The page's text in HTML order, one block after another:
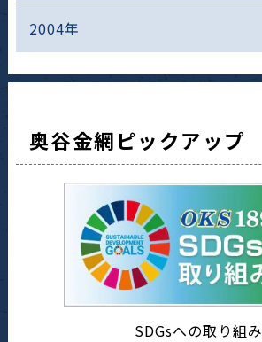
2004年
奥谷金網ピックアップ
SDGsへの取り組み